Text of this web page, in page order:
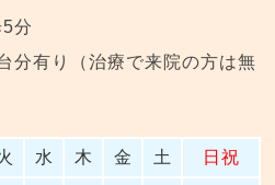
分
分有り（治療で来院の方は無
水 木 金 土 日祝